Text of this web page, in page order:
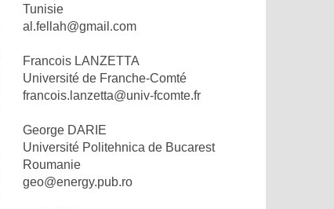
Tunisie
al.fellah@gmail.com
Francois LANZETTA
Université de Franche-Comté
francois.lanzetta@univ-fcomte.fr
George DARIE
Université Politehnica de Bucarest
Roumanie
geo@energy.pub.ro